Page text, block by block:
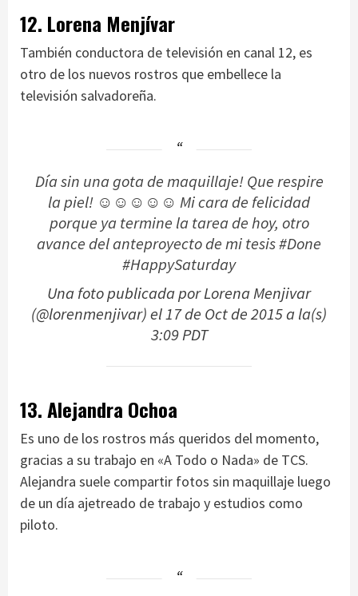
12. Lorena Menjívar
También conductora de televisión en canal 12, es
otro de los nuevos rostros que embellece la
televisión salvadoreña.
Día sin una gota de maquillaje! Que respire
la piel! ☺☺☺☺☺ Mi cara de felicidad
porque ya termine la tarea de hoy, otro
avance del anteproyecto de mi tesis #Done
#HappySaturday
Una foto publicada por Lorena Menjivar
(@lorenmenjivar) el17 de Oct de 2015 a la(s)
3:09 PDT
13. Alejandra Ochoa
Es uno de los rostros más queridos del momento,
gracias a su trabajo en «A Todo o Nada» de TCS.
Alejandra suele compartir fotos sin maquillaje luego
de un día ajetreado de trabajo y estudios como
piloto.